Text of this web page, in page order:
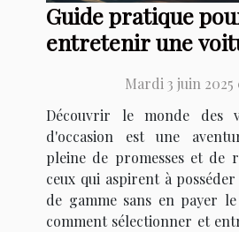
Guide pratique
entretenir une
Mardi 3 juin 2025
Découvrir le monde des
d'occasion est une
pleine de promesses et de
ceux qui aspirent à
de gamme sans en payer
comment sélectionner et